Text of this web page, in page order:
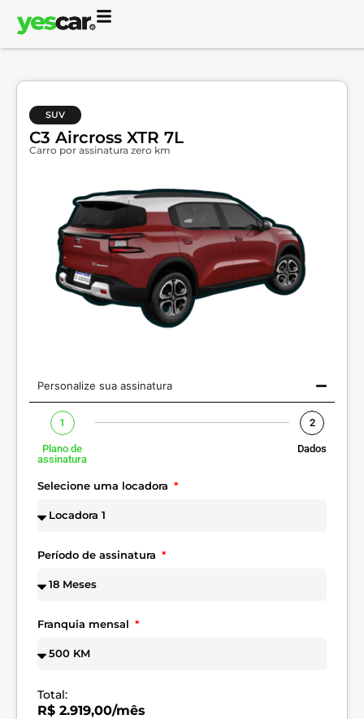
SUV
C3 Aircross XTR 7L
Carro por assinatura zero km
Personalize sua assinatura
1
Plano de
assinatura
2
Dados
Selecione uma locadora
Período de assinatura
Franquia mensal
Total:
R$ 2.919,00/mês